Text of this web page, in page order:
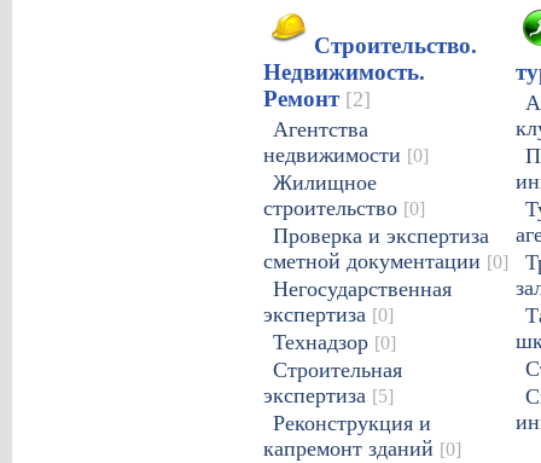
Строительство.
Недвижимость.
Ремонт [2]
Агентства
недвижимости [0]
Жилищное
строительство [0]
Проверка и экспертиза
сметной документации [0]
Негосударственная
экспертиза [0]
Технадзор [0]
Строительная
экспертиза [5]
Реконструкция и
капремонт зданий [0]